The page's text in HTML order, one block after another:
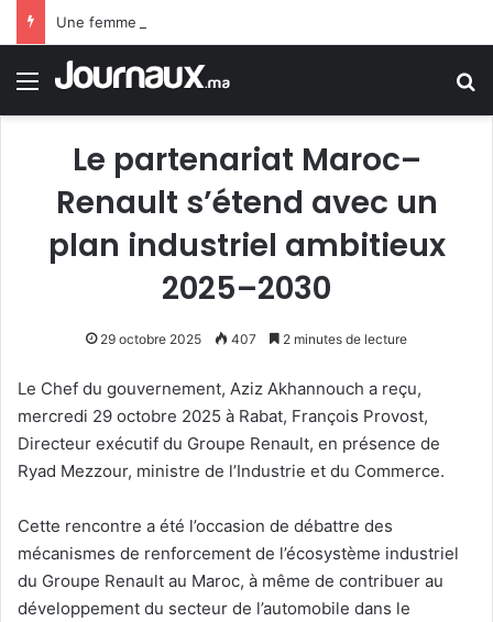
Menu
Le partenariat Maroc–
Renault s’étend avec un
plan industriel ambitieux
2025–2030
29 octobre 2025 407 2 minutes de lecture
Le Chef du gouvernement, Aziz Akhannouch a reçu,
mercredi 29 octobre 2025 à Rabat, François Provost,
Directeur exécutif du Groupe Renault, en présence de
Ryad Mezzour, ministre de l’Industrie et du Commerce.
Cette rencontre a été l’occasion de débattre des
mécanismes de renforcement de l’écosystème industriel
du Groupe Renault au Maroc, à même de contribuer au
développement du secteur de l’automobile dans le